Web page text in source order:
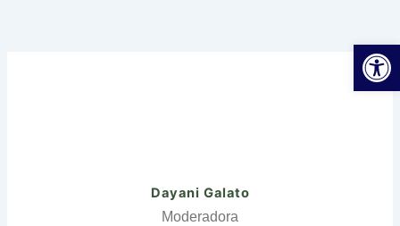
Dayani Galato
Moderadora